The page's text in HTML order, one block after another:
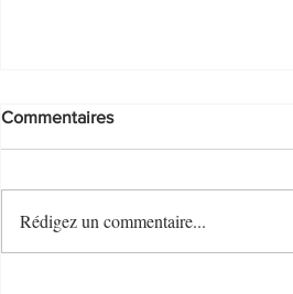
Crackers aux graines
Commentaires
Rédigez un commentaire...